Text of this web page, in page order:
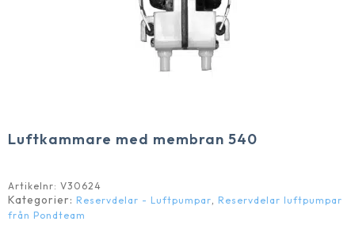
Luftkammare med membran 540
Artikelnr: V30624
Kategorier: Reservdelar - Luftpumpar, Reservdelar luftpumpar
från Pondteam